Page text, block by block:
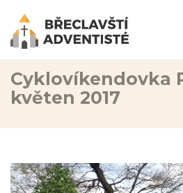
Cyklovíkendovka
květen 2017